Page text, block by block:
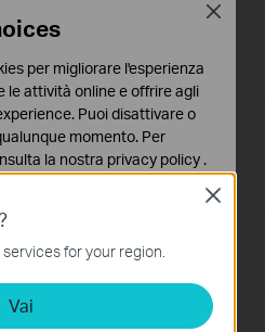
Internet Issue on Omada
Issue on Omada Switch
non funziona correttamente
for your region.
Vai
Close
per migliorare l'esperienza
le attività online e offrire agli
Puoi disattivare o
momento. Per
la nostra privacy policy .
per il corretto
possono essere disattivati
di analizzare le tue
Close